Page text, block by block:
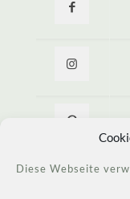
Diese Webseite